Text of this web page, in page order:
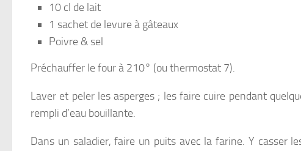
10 cl de lait
1 sachet de levure à gâteaux
Poivre & sel
Préchauffer le four à 210° (ou thermostat 7).
Laver et peler les asperges ; les faire cuire pendant
rempli d’eau bouillante.
Dans un saladier, faire un puits avec la farine. Y casser